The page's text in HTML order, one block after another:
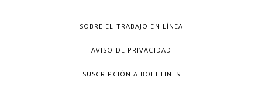
SOBRE EL TRABAJO EN LÍNEA
AVISO DE PRIVACIDAD
SUSCRIPCIÓN A BOLETINES